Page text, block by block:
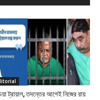
ট্রায়াল, তদন্তের আগেই নিজের রায়